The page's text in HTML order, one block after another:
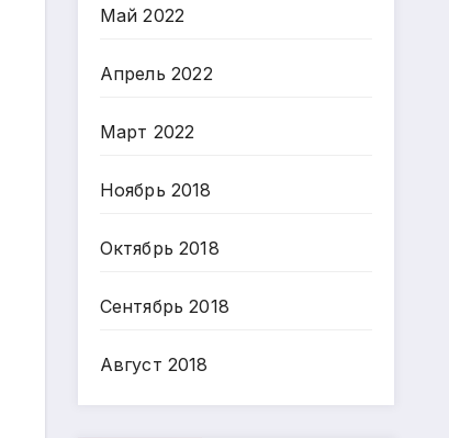
Май 2022
Апрель 2022
Март 2022
Ноябрь 2018
Октябрь 2018
Сентябрь 2018
Август 2018